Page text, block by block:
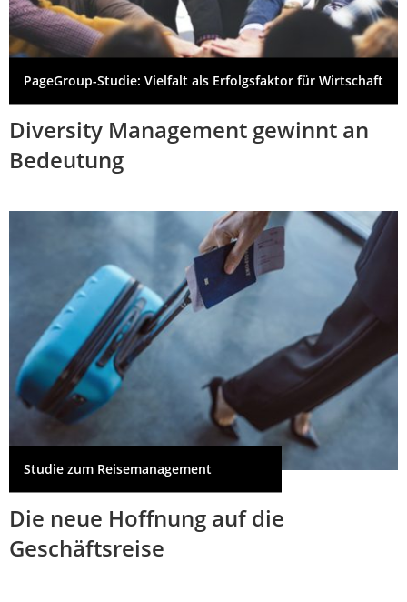
PageGroup-Studie: Vielfalt als Erfolgsfaktor für Wirtschaft
Diversity Management gewinnt an
Bedeutung
Studie zum Reisemanagement
Die neue Hoffnung auf die
Geschäftsreise